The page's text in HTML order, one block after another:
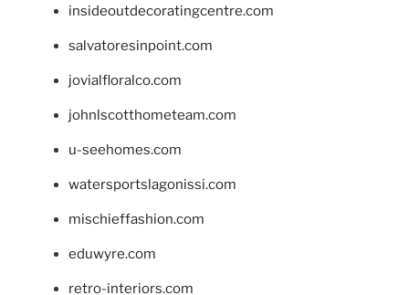
insideoutdecoratingcentre.com
salvatoresinpoint.com
jovialfloralco.com
johnlscotthometeam.com
u-seehomes.com
watersportslagonissi.com
mischieffashion.com
eduwyre.com
retro-interiors.com